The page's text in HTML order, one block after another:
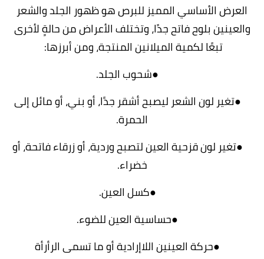
العرض الأساسي المميز للبرص هو ظهور الجلد والشعر
والعينين بلوح فاتح جدًا، وتختلف الأعراض من حالةٍ لأخرى
تبعًا لكمية الميلانين المنتجة، ومن أبرزها:
●شحوب الجلد.
●تغير لون الشعر ليصبح أشقر جدًا، أو بني، أو مائل إلى
الحمرة.
●تغير لون قزحية العين لتصبح وردية، أو زرقاء فاتحة، أو
خضراء.
●كسل العين.
●حساسية العين للضوء.
●حركة العينين اللاإرادية أو ما تسمى الرأرأة